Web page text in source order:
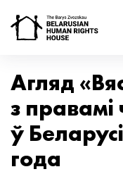
Агляд
з
ў
года